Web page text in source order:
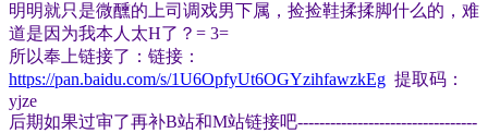
明明就只是微醺的上司调戏男下属，捡捡鞋揉揉脚什么的，难
道是因为我本人太H了？= 3=
所以奉上链接了：链接：
https://pan.baidu.com/s/1U6OpfyUt6OGYzihfawzkEg 提取码：
yjze
后期如果过审了再补B站和M站链接吧---------------------------------